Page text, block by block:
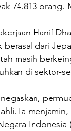
74.813
Hanif
berasal dari
masih
di sektor-
Ia